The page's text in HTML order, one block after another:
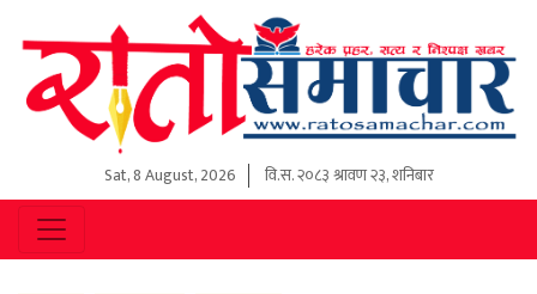
Sat, 8 August, 2026 वि.स.२०८३ श्रावण २३, शनिबार